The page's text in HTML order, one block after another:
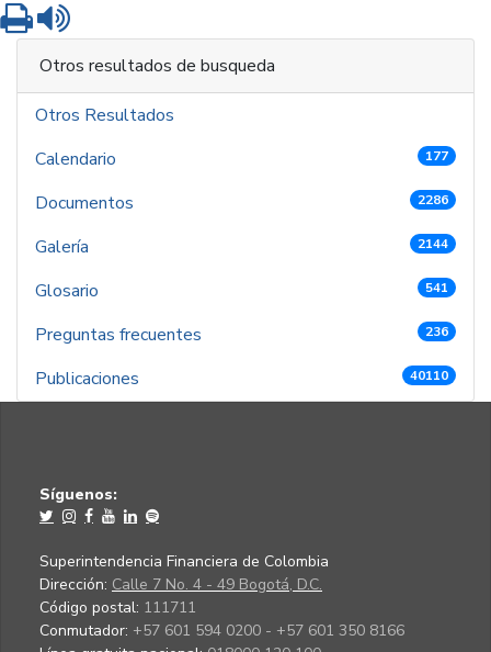
Imprimir
Otros resultados de busqueda
Otros Resultados
Calendario
177
Documentos 2286
Galería 2144
Glosario 541
Preguntas frecuentes 236
Publicaciones 40110
Síguenos:
Superintendencia Financiera de Colombia
Dirección: Calle 7 No. 4 - 49 Bogotá, D.C.
Código postal: 111711
Conmutador: +57 601 594 0200 - +57 601 350 8166